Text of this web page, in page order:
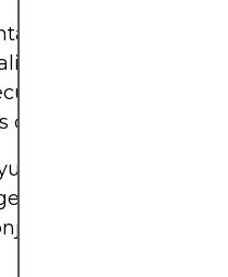
de registro digital
las tendencias en
por impulso
del día más
a identificar
confianza en
de datos,